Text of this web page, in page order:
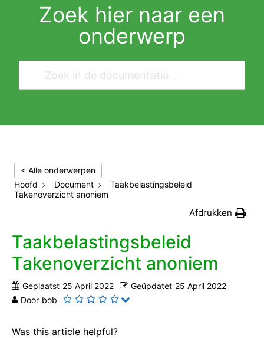
Zoek hier naar een
onderwerp
< Alle onderwerpen
Hoofd
Document
Taakbelastingsbeleid
Takenoverzicht anoniem
Afdrukken
Taakbelastingsbeleid
Takenoverzicht anoniem
Geplaatst 25 April 2022 Geüpdatet 25 April 2022
Door bob
Was this article helpful?